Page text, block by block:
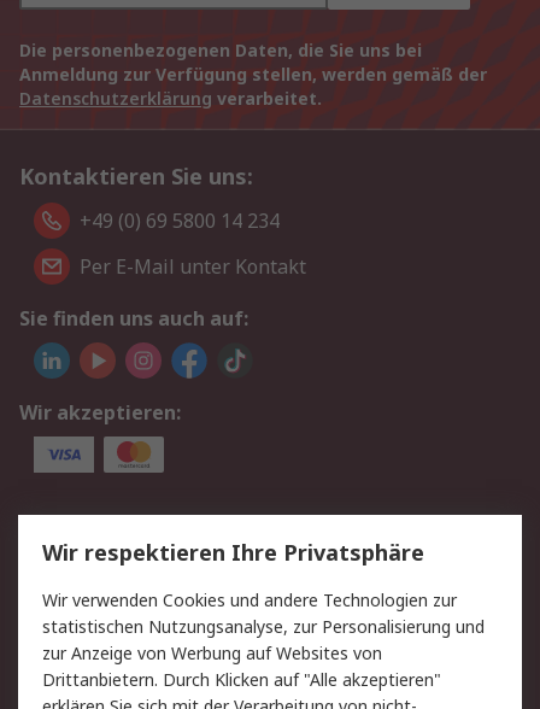
Die personenbezogenen Daten, die Sie uns bei
Anmeldung zur Verfügung stellen, werden gemäß der
Datenschutzerklärung verarbeitet.
Kontaktieren Sie uns:
+49 (0) 69 5800 14 234
Per E-Mail unter Kontakt
Sie finden uns auch auf:
Wir akzeptieren:
Service
Value Added Services
Lieferlösungen
Rücksendungen
Kontakt
Hilfe
Privatkunden
Rechtliches
Wir respektieren Ihre Privatsphäre
Wir verwenden Cookies und andere Technologien zur
statistischen Nutzungsanalyse, zur Personalisierung und
zur Anzeige von Werbung auf Websites von
Drittanbietern. Durch Klicken auf "Alle akzeptieren"